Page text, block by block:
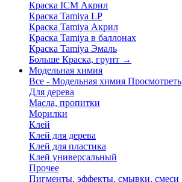
Краска ICM Акрил
Краска Tamiya LP
Краска Tamiya Акрил
Краска Tamiya в баллонах
Краска Tamiya Эмаль
Больше Краска, грунт →
Модельная химия
Все - Модельная химия Просмотреть
Для дерева
Масла, пропитки
Морилки
Клей
Клей для дерева
Клей для пластика
Клей универсальный
Прочее
Пигменты, эффекты, смывки, смеси